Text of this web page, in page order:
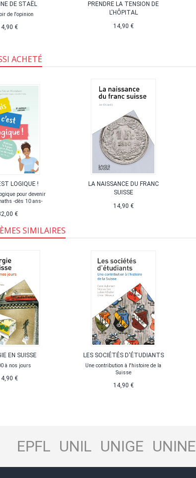
DE STAËL
de l'opinion
€
PRENDRE LA TENSION DE
L'HÔPITAL
14,90 €
ACHETÉ
LOGIQUE !
pour devenir
-dès 10 ans-
€
LA NAISSANCE DU FRANC
SUISSE
14,90 €
SIMILAIRES
EN SUISSE
à nos jours
€
LES SOCIÉTÉS D'ÉTUDIANTS
Une contribution à l'histoire de la
Suisse
14,90 €
EPFL UNIL UNIGE UNINE